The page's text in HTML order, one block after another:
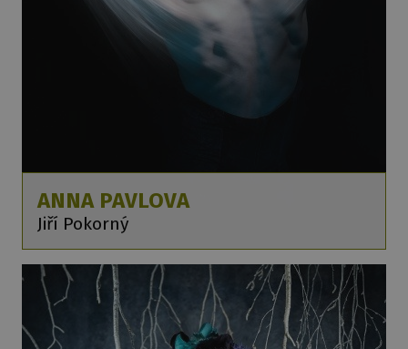
ANNA PAVLOVA
Jiří Pokorný